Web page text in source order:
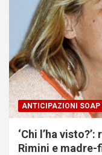
ANTICIPAZIONI SOAP
‘Chi l’ha
Rimini e